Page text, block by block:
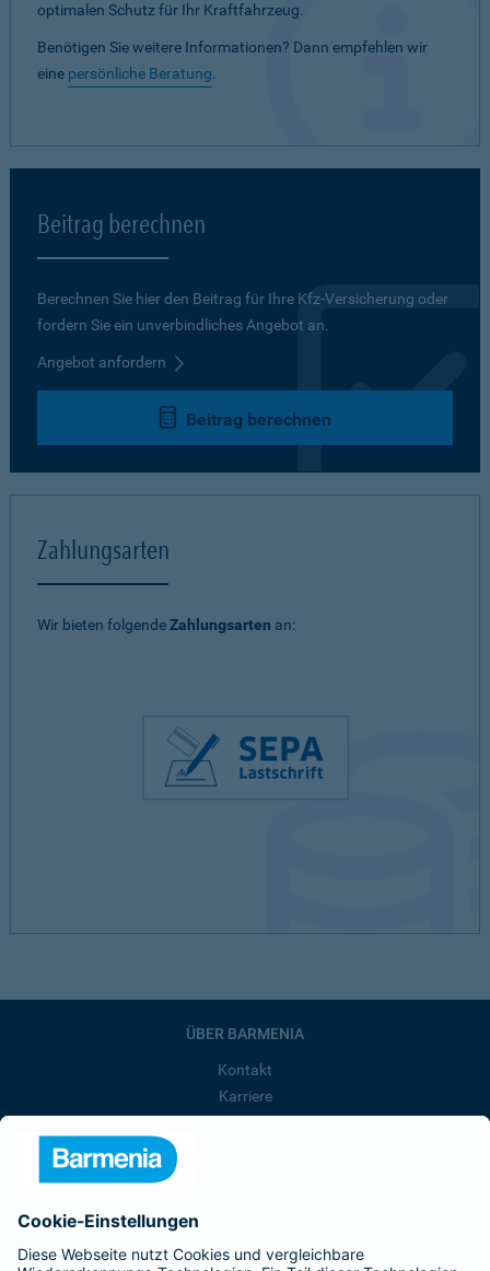
optimalen Schutz für Ihr Kraftfahrzeug.
Benötigen Sie weitere Informationen? Dann empfehlen wir
eine persönliche Beratung.
Beitrag berechnen
Berechnen Sie hier den Beitrag für Ihre Kfz-Versicherung oder
fordern Sie ein unverbindliches Angebot an.
Angebot anfordern
Beitrag berechnen
Zahlungsarten
Wir bieten folgendeZahlungsarten an:
ÜBER BARMENIA
Kontakt
Karriere
Barmenia ist Teil der BarmeniaGothaer